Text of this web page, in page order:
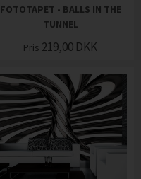
FOTOTAPET - BALLS IN THE
TUNNEL
Pris 219,00 DKK